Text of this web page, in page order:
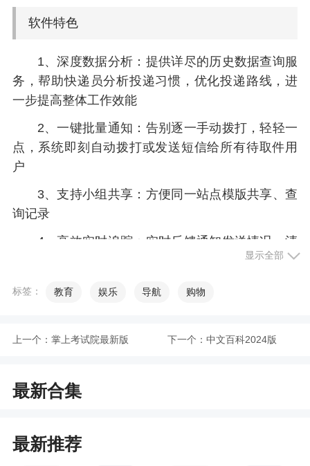
软件特色
1、深度数据分析：提供详尽的历史数据查询服
务，帮助快递员分析投递习惯，优化投递路线，进
一步提高整体工作效能
2、一键批量通知：告别逐一手动拨打，轻轻一
点，系统即刻自动拨打或发送短信给所有待取件用
户
3、支持小组共享：方便同一站点模版共享、查
询记录
4、高效实时追踪：实时反馈通知发送情况，清
晰掌握每一条信息的状态，确保每位用户都及时收
2、云喇叭的智能筛选功能尤其值得称赞。它能
中精力处理其他更紧急的事务，大大减轻了工作压
显示全部
标签： 教育 娱乐 导航 购物
上一个： 掌上考试院最新版 下一个： 中文百科2024版
最新合集
最新推荐